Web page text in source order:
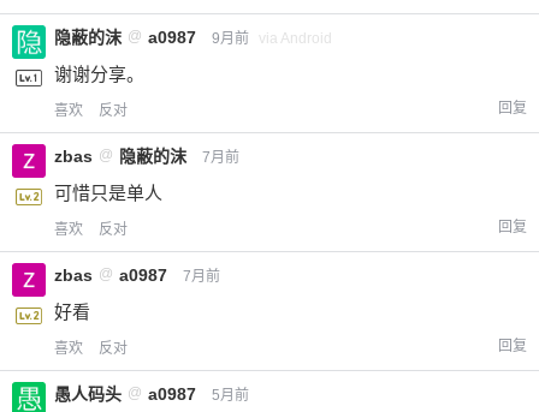
隐蔽的沫 @ a0987 9月前 via Android
谢谢分享。
喜欢 反对 回复
zbas @ 隐蔽的沫 7月前
可惜只是单人
喜欢 反对 回复
zbas @ a0987 7月前
好看
喜欢 反对 回复
愚人码头 @ a0987 5月前